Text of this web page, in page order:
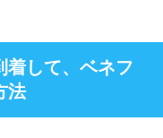
着して、ベネフ
法